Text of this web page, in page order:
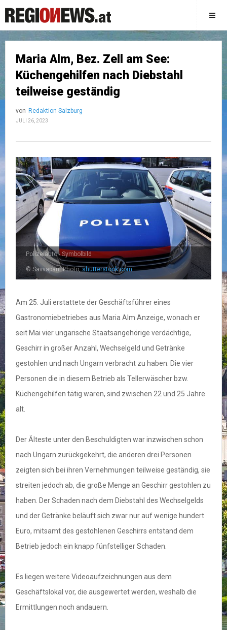
Maria Alm, Bez. Zell am See:
Küchengehilfen nach Diebstahl
teilweise geständig
von Redaktion Salzburg
JULI 26, 2023
Polizeiauto - Symbolbild
© Savvapanf Photo,shutterstock.com
Am 25. Juli erstattete der Geschäftsführer eines
Gastronomiebetriebes aus Maria Alm Anzeige, wonach er
seit Mai vier ungarische Staatsangehörige verdächtige,
Geschirr in großer Anzahl, Wechselgeld und Getränke
gestohlen und nach Ungarn verbracht zu haben. Die vier
Personen die in diesem Betrieb als Tellerwäscher bzw.
Küchengehilfen tätig waren, sind zwischen 22 und 25 Jahre
alt.
Der Älteste unter den Beschuldigten war inzwischen schon
nach Ungarn zurückgekehrt, die anderen drei Personen
zeigten sich bei ihren Vernehmungen teilweise geständig, sie
streiten jedoch ab, die große Menge an Geschirr gestohlen zu
haben. Der Schaden nach dem Diebstahl des Wechselgelds
und der Getränke beläuft sich zwar nur auf wenige hundert
Euro, mitsamt des gestohlenen Geschirrs entstand dem
Betrieb jedoch ein knapp fünfstelliger Schaden.
Es liegen weitere Videoaufzeichnungen aus dem
Geschäftslokal vor, die ausgewertet werden, weshalb die
Ermittlungen noch andauern.